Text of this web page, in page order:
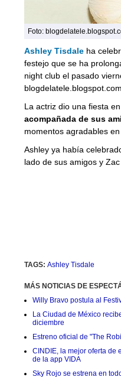
Foto:
Ashley Tisdaleha
festejo que se ha
night club el pasado
blogdelatele.blogspot.com
La actriz dio una fiesta
acompañada de sus
momentos agradables
Ashley ya había
lado de sus amigos y
TAGS: Ashley Tisdale
MÁS NOTICIAS DE
Willy Bravo postula al
La Ciudad de México
diciembre
Estreno oficial de "The
CINDIE, la mejor oferta de
de la app VIDA
Sky Rojo se estrena en